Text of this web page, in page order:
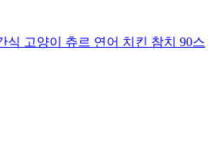
식 고양이 츄르 연어 치킨 참치 90스